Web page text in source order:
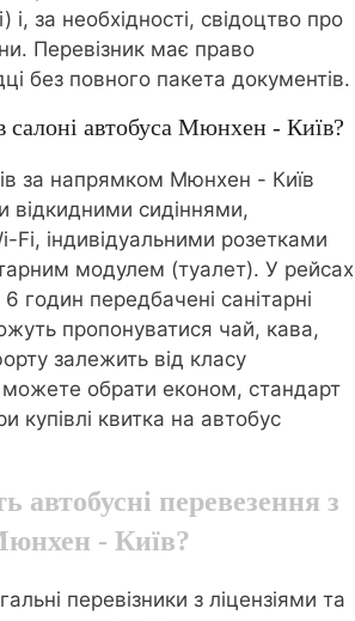
і, за необхідності, свідоцтво про
Перевізник має право
без повного пакета документів.
салоні автобуса Мюнхен - Київ?
за напрямком Мюнхен - Київ
відкидними сидіннями,
Fi, індивідуальними розетками
модулем (туалет). У рейсах
годин передбачені санітарні
пропонуватися чай, кава,
залежить від класу
обрати економ, стандарт
купівлі квитка на автобус
автобусні перевезення з
- Київ?
перевізники з ліцензіями та